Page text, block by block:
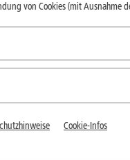
One UI.
Apps
Die Apps
Protect auf
gilt beim Download
mehr Vorsicht als
von Cookies (mit Ausnahme
Cookie-Infos